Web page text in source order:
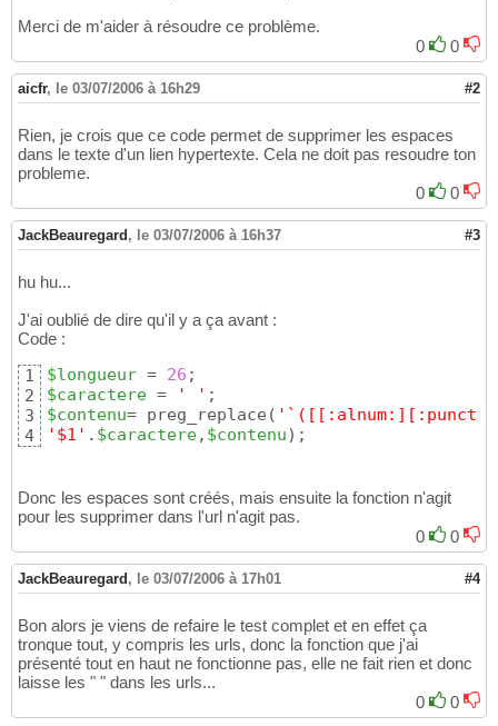
Merci de m'aider à résoudre ce problème.
0
0
aicfr, le 03/07/2006 à 16h29 #2
Rien, je crois que ce code permet de supprimer les espaces
dans le texte d'un lien hypertexte. Cela ne doit pas resoudre ton
probleme.
0
0
JackBeauregard , le 03/07/2006 à 16h37 #3
hu hu...
J'ai oublié de dire qu'il y a ça avant :
Code :
1
2
3
4
$longueur = 26
$caractere = ' '
$contenu= preg_replace (
'$1' . $caractere, $contenu) ;
Donc les espaces sont créés, mais ensuite la fonction n'agit
pour les supprimer dans l'url n'agit pas.
0
0
JackBeauregard , le 03/07/2006 à 17h01 #4
Bon alors je viens de refaire le test complet et en effet ça
tronque tout, y compris les urls, donc la fonction que j'ai
présenté tout en haut ne fonctionne pas, elle ne fait rien et donc
laisse les " " dans les urls...
0
0